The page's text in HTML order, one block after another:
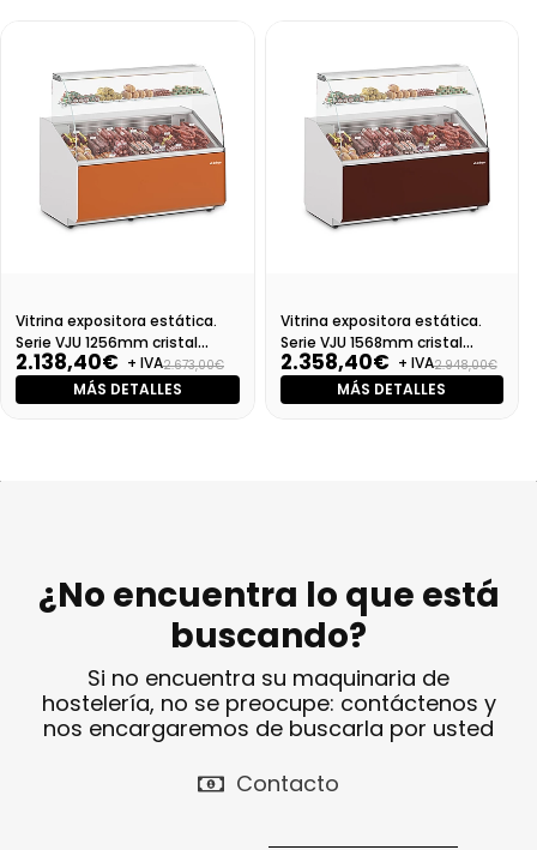
Vitrina expositora estática.
Serie VJU 1256mm cristal
curvo
2.138,40€ + IVA2.673,00€
MÁS DETALLES
Vitrina expositora estática.
Serie VJU 1568mm cristal
curvo
2.358,40€ + IVA2.948,00€
MÁS DETALLES
¿No encuentra lo que está
buscando?
Si no encuentra su maquinaria de
hostelería, no se preocupe: contáctenos y
nos encargaremos de buscarla por usted
Contacto